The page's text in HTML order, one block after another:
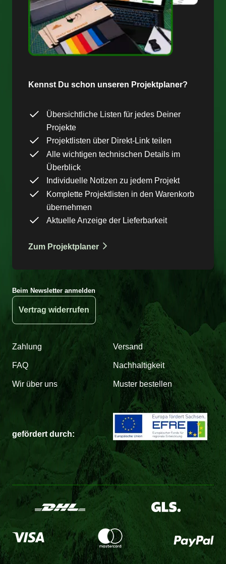
Kennst Du schon unseren Projektplaner?
Übersichtliche Listen für jedes Deiner
Projekte
Projektlisten über Direkt-Link teilen
Alle wichtigen technischen Details im
Überblick
Individuelle Notizen zu jedem Projekt
Komplette Projektlisten in den Warenkorb
übernehmen
Aktuelle Anzeige der Lieferbarkeit
Zum Projektplaner
Beim Newsletter anmelden
Vertrag widerrufen
Zahlung Versand
FAQ Nachhaltigkeit
Wir über uns Muster bestellen
gefördert durch: